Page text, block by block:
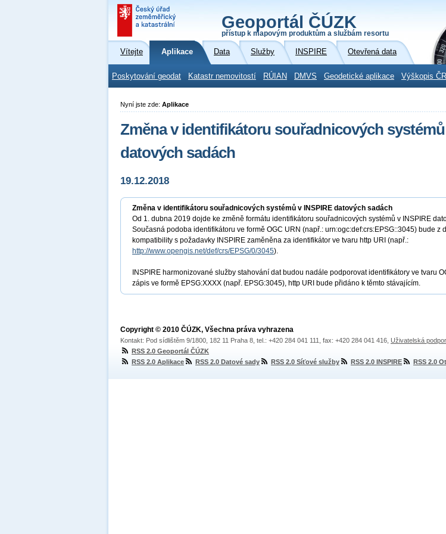
Geoportál ČÚZK
přístup k mapovým produktům a službám resortu
Vítejte Aplikace Data Služby INSPIRE Otevřená data
Poskytování geodat Katastr nemovitostí RÚIAN DMVS Geodetické aplikace Výškopis ČR
Nyní jste zde: Aplikace
Změna v identifikátoru souřadnicových systémů
datových sadách
19.12.2018
Změna v identifikátoru souřadnicových systémů v INSPIRE datových sadách
Od 1. dubna 2019 dojde ke změně formátu identifikátoru souřadnicových systémů v INSPIRE
Současná podoba identifikátoru ve formě OGC URN (např.: urn:ogc:def:crs:EPSG::3045) bude z
kompatibility s požadavky INSPIRE zaměněna za identifikátor ve tvaru http URI (např.:
http://www.opengis.net/def/crs/EPSG/0/3045).
INSPIRE harmonizované služby stahování dat budou nadále podporovat identifikátory ve tvaru
zápis ve formě EPSG:XXXX (např. EPSG:3045), http URI bude přidáno k těmto stávajícím.
Copyright © 2010 ČÚZK, Všechna práva vyhrazena
Kontakt: Pod sídlištěm 9/1800, 182 11 Praha 8, tel.: +420 284 041 111, fax: +420 284 041 416, Uživatelská
RSS 2.0 Geoportál ČÚZK
RSS 2.0 Aplikace
RSS 2.0 Datové sady RSS 2.0 Síťové služby RSS 2.0 INSPIRE RSS 2.0